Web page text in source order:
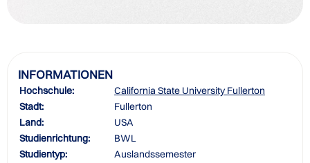
INFORMATIONEN
Hochschule:
California State University Fullerton
Stadt:
Fullerton
Land:
USA
Studienrichtung:
BWL
Studientyp:
Auslandssemester